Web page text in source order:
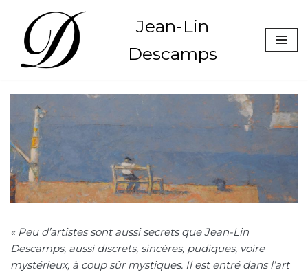
Aller
contenu
Jean-Lin
Descamps
« Peu d’artistes sont aussi secrets que Jean-Lin
Descamps, aussi discrets, sincères, pudiques, voire
mystérieux, à coup sûr mystiques. Il est entré dans l’art